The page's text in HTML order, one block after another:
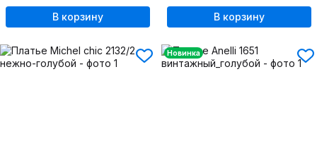
В корзину В корзину
Новинка